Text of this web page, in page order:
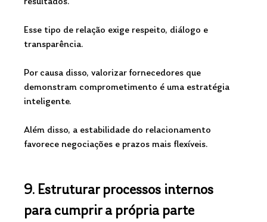
Esse tipo de relação exige respeito, diálogo e
transparência.
Por causa disso, valorizar fornecedores que
demonstram comprometimento é uma estratégia
inteligente.
Além disso, a estabilidade do relacionamento
favorece negociações e prazos mais flexíveis.
9. Estruturar processos internos
para cumprir a própria parte